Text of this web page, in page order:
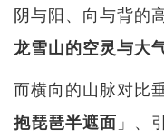
阴与阳、向与背的
龙雪山的空灵与大
而横向的山脉对比
抱琵琶半遮面 」、